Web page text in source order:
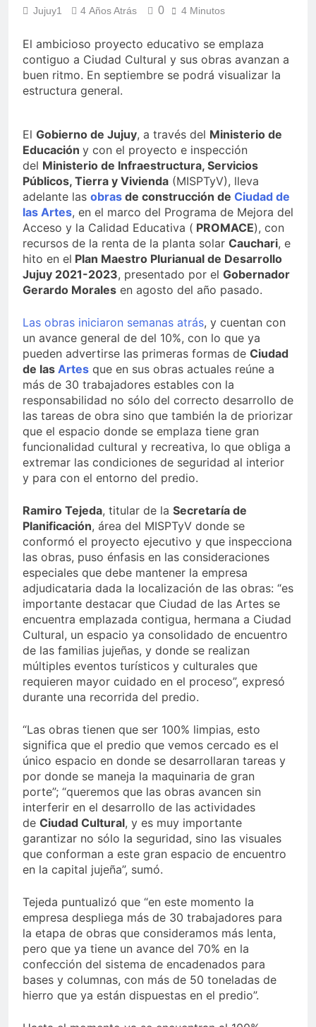
Jujuy1 4 Años Atrás 0 4 Minutos
El ambicioso proyecto educativo se emplaza
contiguo a Ciudad Cultural y sus obras avanzan a
buen ritmo. En septiembre se podrá visualizar la
estructura general.
El Gobierno de Jujuy, a través del Ministerio de
Educación y con el proyecto e inspección
del Ministerio de Infraestructura, Servicios
Públicos, Tierra y Vivienda (MISPTyV), lleva
adelante las obras de construcción de Ciudad de
las Artes, en el marco del Programa de Mejora del
Acceso y la Calidad Educativa ( PROMACE), con
recursos de la renta de la planta solar Cauchari, e
hito en el Plan Maestro Plurianual de Desarrollo
Jujuy 2021-2023, presentado por el Gobernador
Gerardo Morales en agosto del año pasado.
Las obras iniciaron semanas atrás, y cuentan con
un avance general de del 10%, con lo que ya
pueden advertirse las primeras formas de Ciudad
de las Artes que en sus obras actuales reúne a
más de 30 trabajadores estables con la
responsabilidad no sólo del correcto desarrollo de
las tareas de obra sino que también la de priorizar
que el espacio donde se emplaza tiene gran
funcionalidad cultural y recreativa, lo que obliga a
extremar las condiciones de seguridad al interior
y para con el entorno del predio.
Ramiro Tejeda, titular de la Secretaría de
Planificación, área del MISPTyV donde se
conformó el proyecto ejecutivo y que inspecciona
las obras, puso énfasis en las consideraciones
especiales que debe mantener la empresa
adjudicataria dada la localización de las obras: “es
importante destacar que Ciudad de las Artes se
encuentra emplazada contigua, hermana a Ciudad
Cultural, un espacio ya consolidado de encuentro
de las familias jujeñas, y donde se realizan
múltiples eventos turísticos y culturales que
requieren mayor cuidado en el proceso”, expresó
durante una recorrida del predio.
“Las obras tienen que ser 100% limpias, esto
significa que el predio que vemos cercado es el
único espacio en donde se desarrollaran tareas y
por donde se maneja la maquinaria de gran
porte”; “queremos que las obras avancen sin
interferir en el desarrollo de las actividades
de Ciudad Cultural, y es muy importante
garantizar no sólo la seguridad, sino las visuales
que conforman a este gran espacio de encuentro
en la capital jujeña”, sumó.
Tejeda puntualizó que “en este momento la
empresa despliega más de 30 trabajadores para
la etapa de obras que consideramos más lenta,
pero que ya tiene un avance del 70% en la
confección del sistema de encadenados para
bases y columnas, con más de 50 toneladas de
hierro que ya están dispuestas en el predio”.